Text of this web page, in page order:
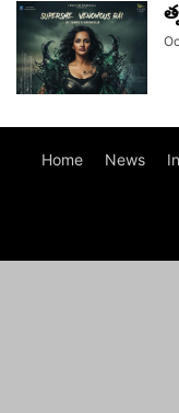
Home News